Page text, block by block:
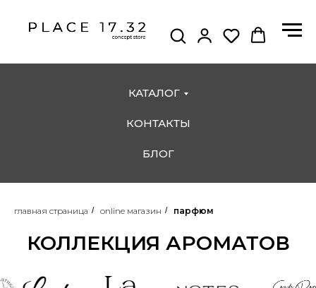
КАТАЛОГ
КОНТАКТЫ
БЛОГ
главная страница / online магазин / парфюм
КОЛЛЕКЦИЯ АРОМАТОВ